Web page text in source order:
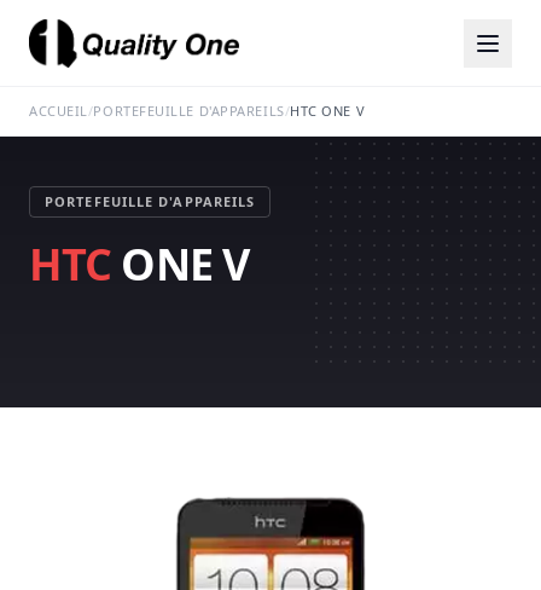
ACCUEIL/PORTEFEUILLE D'APPAREILS/HTC ONE V
PORTEFEUILLE D'APPAREILS
HTC ONE V